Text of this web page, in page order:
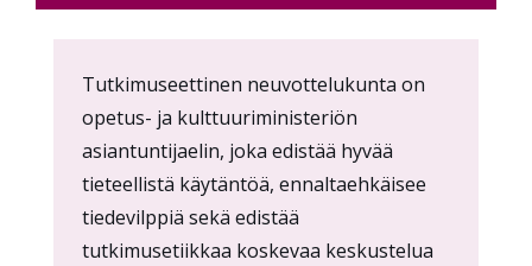
Content
markup
Tutkimuseettinen neuvottelukunta on
opetus- ja kulttuuriministeriön
asiantuntijaelin, joka edistää hyvää
tieteellistä käytäntöä, ennaltaehkäisee
tiedevilppiä sekä edistää
tutkimusetiikkaa koskevaa keskustelua